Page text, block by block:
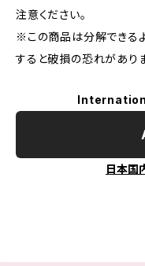
注意ください。
※この商品は分解できる
すると破損の恐れがありま
日本国